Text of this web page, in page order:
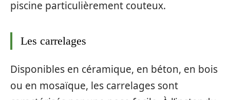
piscine particulièrement couteux.
Les carrelages
Disponibles en céramique, en béton, en bois
ou en mosaïque, les carrelages sont